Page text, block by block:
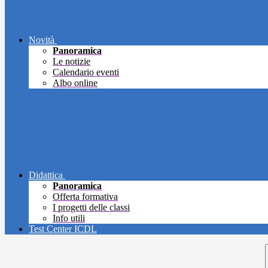
Novità
Panoramica
Le notizie
Calendario eventi
Albo online
Didattica
Panoramica
Offerta formativa
I progetti delle classi
Info utili
Test Center ICDL